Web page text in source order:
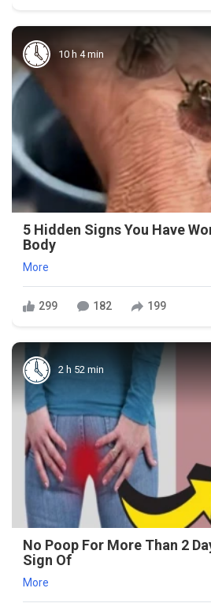
10 h 4 min
5 Hidden Signs You Have
Body
More
299 182 199
2 h 52 min
No Poop For More Than 2
Sign Of
More